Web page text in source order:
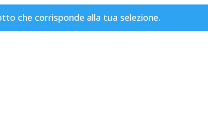
che corrisponde alla tua selezione.